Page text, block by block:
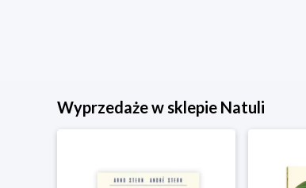
Wyprzedaże w sklepie Natuli